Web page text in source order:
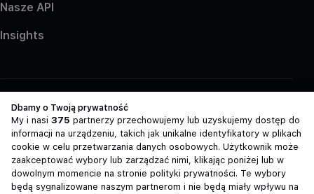
Nasze API
Insights
Polityka Prywatności
Cookies
Zasady Serwisu
Dbamy o Twoją prywatność
My i nasi 375 partnerzy przechowujemy lub uzyskujemy dostęp do
informacji na urządzeniu, takich jak unikalne identyfikatory w plikach
cookie w celu przetwarzania danych osobowych. Użytkownik może
zaakceptować wybory lub zarządzać nimi, klikając poniżej lub w
dowolnym momencie na stronie polityki prywatności. Te wybory
będą sygnalizowane naszym partnerom i nie będą miały wpływu na